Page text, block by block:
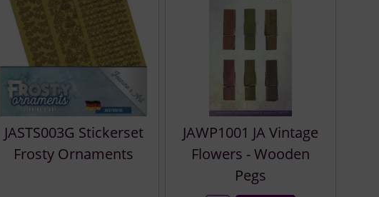
JASTS003G Stickerset
Frosty Ornaments
JAWP1001 JA Vintage
Flowers - Wooden
Pegs